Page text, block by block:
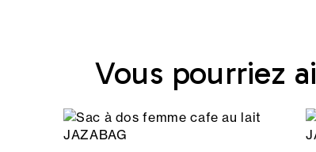
Vous pourriez